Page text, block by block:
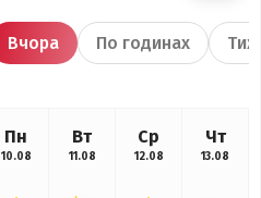
Вчора По годинах
Пн
10.08
Вт
11.08
Ср
12.08
Чт
13.08